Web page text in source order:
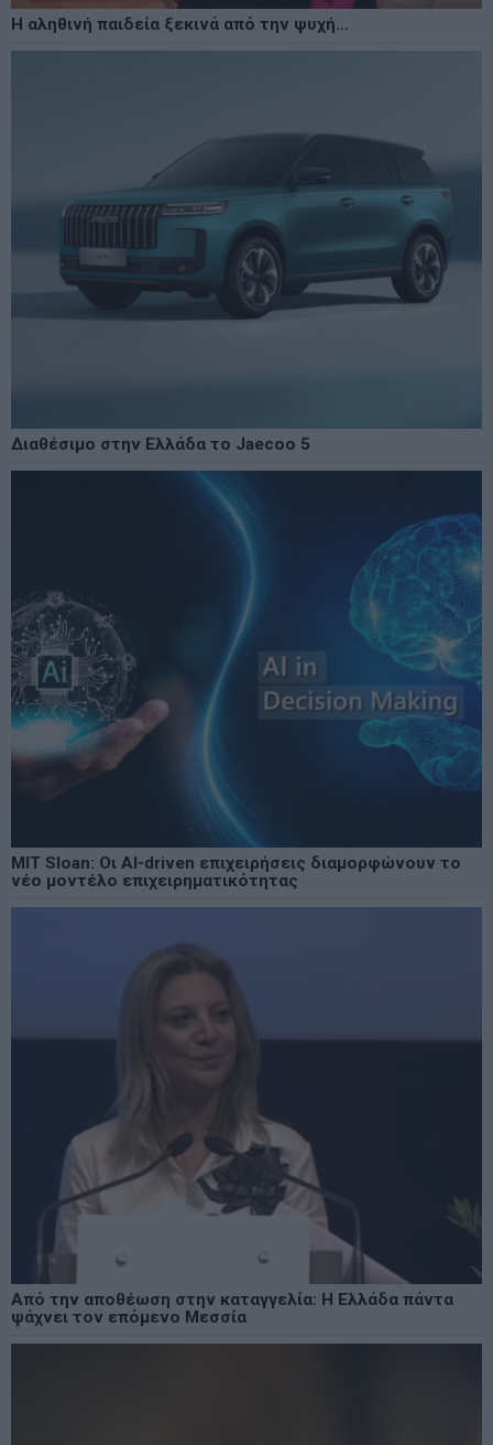
Η αληθινή παιδεία ξεκινά από την ψυχή…
Διαθέσιμο στην Ελλάδα το Jaecoo 5
MIT Sloan: Οι AI-driven επιχειρήσεις διαμορφώνουν το
νέο μοντέλο επιχειρηματικότητας
Από την αποθέωση στην καταγγελία: Η Ελλάδα πάντα
ψάχνει τον επόμενο Μεσσία